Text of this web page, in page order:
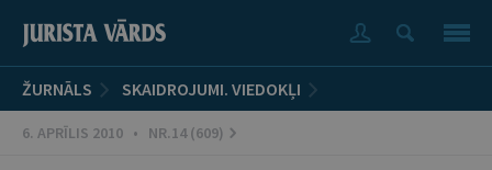
ŽURNĀLS SKAIDROJUMI. VIEDOKĻI
6. APRĪLIS 2010 • NR.14 (609)